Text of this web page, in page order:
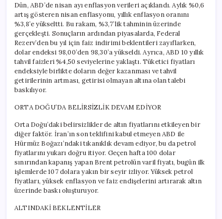
Dün, ABD’de nisan ayı enflasyon verileri açıklandı. Aylık %0,6
artış gösteren nisan enflasyonu, yıllık enflasyon oranını
%3,8’e yükseltti. Bu rakam, %3,7’lik tahminin üzerinde
gerçekleşti. Sonuçların ardından piyasalarda, Federal
Rezerv’den bu yıl için faiz indirimi beklentileri zayıflarken,
dolar endeksi 98,00’den 98,30’a yükseldi. Ayrıca, ABD 10 yıllık
tahvil faizleri %4,50 seviyelerine yaklaştı. Tüketici fiyatları
endeksiyle birlikte doların değer kazanması ve tahvil
getirilerinin artması, getirisi olmayan altına olan talebi
baskılıyor.
ORTA DOĞU’DA BELİRSİZLİK DEVAM EDİYOR
Orta Doğu’daki belirsizlikler de altın fiyatlarını etkileyen bir
diğer faktör. İran’ın son teklifini kabul etmeyen ABD ile
Hürmüz Boğazı’ndaki tıkanıklık devam ediyor, bu da petrol
fiyatlarını yukarı doğru itiyor. Geçen hafta 100 dolar
sınırından kapanış yapan Brent petrolün varil fiyatı, bugün ilk
işlemlerde 107 dolara yakın bir seyir izliyor. Yüksek petrol
fiyatları, yüksek enflasyon ve faiz endişelerini artırarak altın
üzerinde baskı oluşturuyor.
ALTINDAKİ BEKLENTİLER